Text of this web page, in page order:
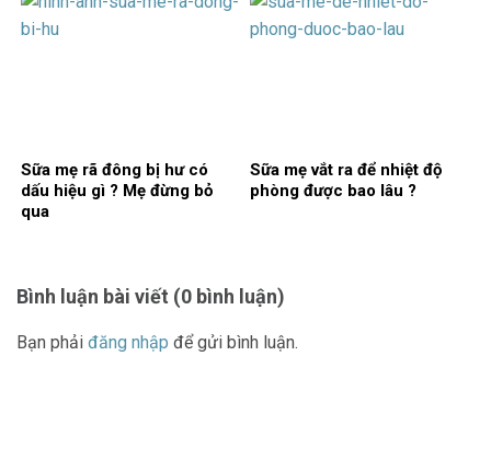
Sữa mẹ rã đông bị hư có
dấu hiệu gì ? Mẹ đừng bỏ
qua
Sữa mẹ vắt ra để nhiệt độ
phòng được bao lâu ?
Bình luận bài viết (0 bình luận)
Bạn phải đăng nhập để gửi bình luận.